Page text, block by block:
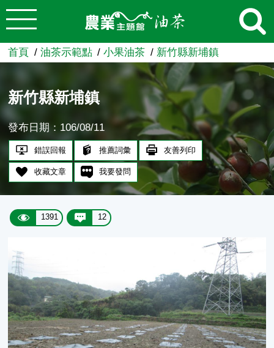
跳到主要內容
農業知識入口網
首頁 油茶示範點 小果油茶 新竹縣新埔鎮
新竹縣新埔鎮
發布日期：106/08/11
錯誤回報 推薦詞彙 友善列印
收藏文章 我要發問
1391 12